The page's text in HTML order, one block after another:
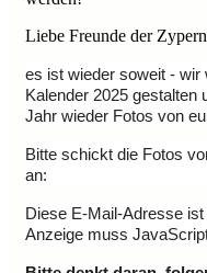
Liebe Freunde der
es ist wieder soweit - wir
Kalender 2025 gestalten
Jahr wieder Fotos von
Bitte schickt die Fotos
an:
Diese E-Mail-Adresse
Anzeige muss